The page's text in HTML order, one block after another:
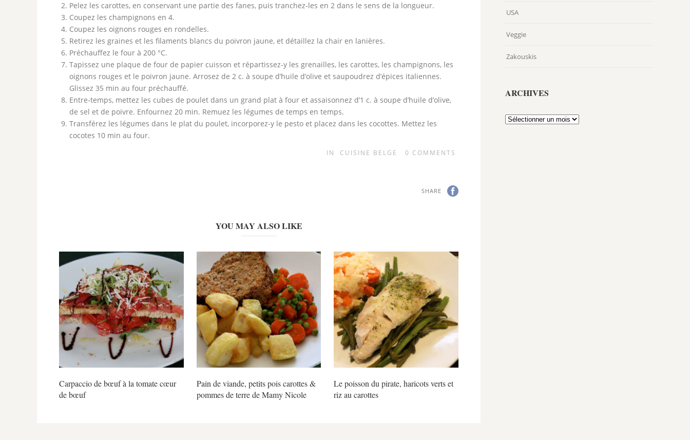
Pelez les carottes, en conservant une partie des fanes, puis tranchez-les en 2 dans le sens de la longueur.
Coupez les champignons en 4.
Coupez les oignons rouges en rondelles.
Retirez les graines et les filaments blancs du poivron jaune, et détaillez la chair en lanières.
Préchauffez le four à 200 °C.
Tapissez une plaque de four de papier cuisson et répartissez-y les grenailles, les carottes, les champignons, les
oignons rouges et le poivron jaune. Arrosez de 2 c. à soupe d’huile d’olive et saupoudrez d’épices italiennes.
Glissez 35 min au four préchauffé.
Entre-temps, mettez les cubes de poulet dans un grand plat à four et assaisonnez d’1 c. à soupe d’huile d’olive,
de sel et de poivre. Enfournez 20 min. Remuez les légumes de temps en temps.
Transférez les légumes dans le plat du poulet, incorporez-y le pesto et placez dans les cocottes. Mettez les
cocotes 10 min au four.
IN CUISINE BELGE 0 COMMENTS
SHARE
YOU MAY ALSO LIKE
Carpaccio de bœuf à la tomate cœur
de bœuf
Pain de viande, petits pois carottes &
pommes de terre de Mamy Nicole
Le poisson du pirate, haricots verts et
riz au carottes
USA
Veggie
Zakouskis
ARCHIVES
Archives